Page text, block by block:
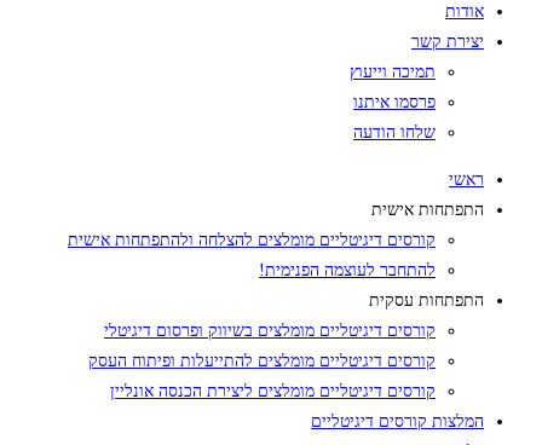
אודות
יצירת קשר
תמיכה וייעוץ
פרסמו איתנו
שלחו הודעה
ראשי
התפתחות אישית
קורסים דיגיטליים מומלצים להצלחה ולהתפתחות אישית
להתחבר לעוצמה הפנימית!
התפתחות עסקית
קורסים דיגיטליים מומלצים בשיווק ופרסום דיגיטלי
קורסים דיגיטליים מומלצים להתייעלות ופיתוח העסק
קורסים דיגיטליים מומלצים ליצירת הכנסה אונליין
המלצות קורסים דיגיטליים